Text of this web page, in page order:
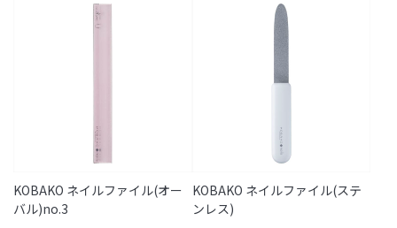
KOBAKO ネイルファイル(オー
バル)no.3
KOBAKO ネイルファイル(ステ
ンレス)